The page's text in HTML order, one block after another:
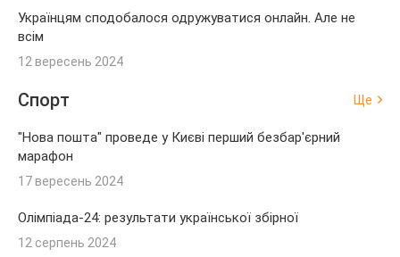
Українцям сподобалося одружуватися онлайн. Але не
всім
12 вересень 2024
Спорт Ще
"Нова пошта" проведе у Києві перший безбар'єрний
марафон
17 вересень 2024
Олімпіада-24: результати української збірної
12 серпень 2024